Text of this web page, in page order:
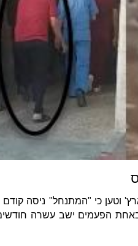
וטען כי "המתנחל" ניסה קודם
הפעמים ישב עשרה